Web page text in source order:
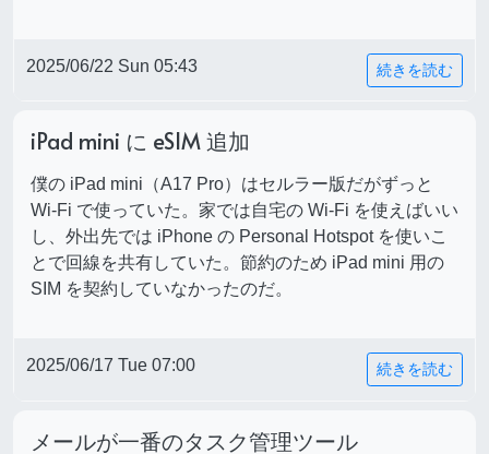
2025/06/22 Sun 05:43 続きを読む
iPad mini に eSIM 追加
僕の iPad mini（A17 Pro）はセルラー版だがずっと
Wi-Fi で使っていた。家では自宅の Wi-Fi を使えばいい
し、外出先では iPhone の Personal Hotspot を使いこ
とで回線を共有していた。節約のため iPad mini 用の
SIM を契約していなかったのだ。
2025/06/17 Tue 07:00 続きを読む
メールが一番のタスク管理ツール